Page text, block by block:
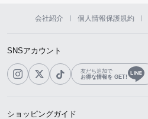
会社紹介 個人情報保護規約
SNSアカウント
友だち追加で
お得な情報を GET!
ショッピングガイド